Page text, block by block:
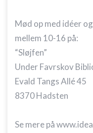
Mød op med idéer
mellem 10-16 på:
“Sløjfen”
Under Favrskov
Evald Tangs Allé 45
8370 Hadsten
Se mere på